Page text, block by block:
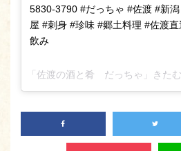
5830-3790 #だっちゃ #佐渡 #新
屋 #刺身 #珍味 #郷土料理 #佐渡
飲み